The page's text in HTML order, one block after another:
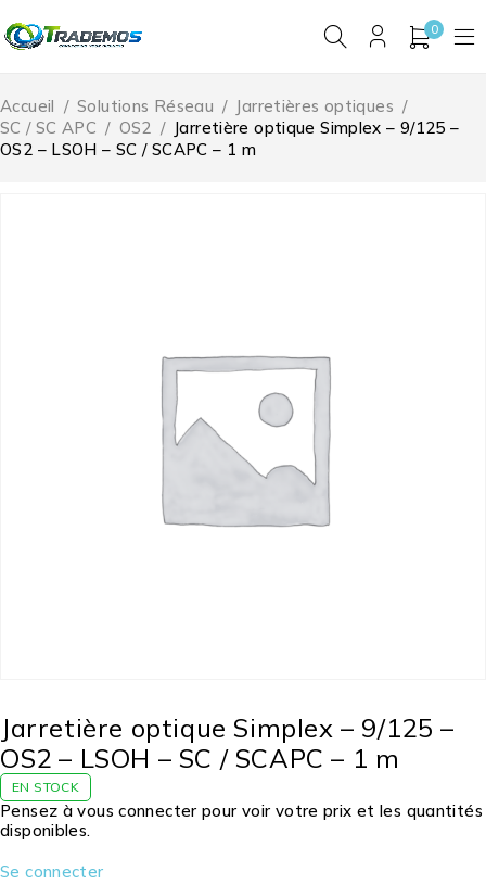
0
Accueil / Solutions Réseau / Jarretières optiques /
SC / SC APC / OS2 / Jarretière optique Simplex – 9/125 –
OS2 – LSOH – SC / SCAPC – 1 m
Jarretière optique Simplex – 9/125 –
OS2 – LSOH – SC / SCAPC – 1 m
EN STOCK
Pensez à vous connecter pour voir votre prix et les quantités
disponibles.
Se connecter